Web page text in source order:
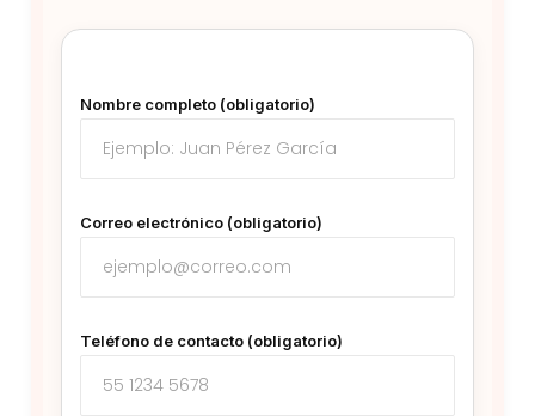
Nombre completo (obligatorio)
Correo electrónico (obligatorio)
Teléfono de contacto (obligatorio)